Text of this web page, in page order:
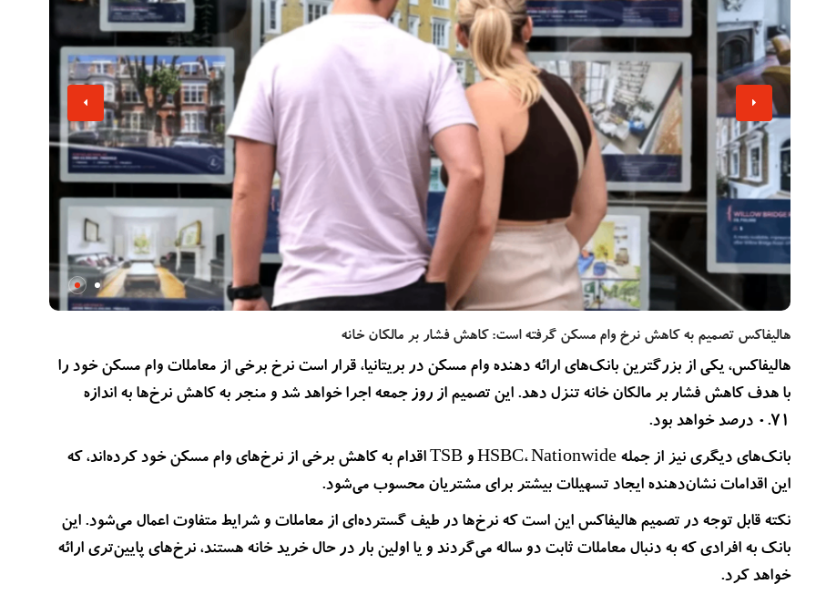
هالیفاکس تصمیم به کاهش نرخ وام مسکن گرفته است: کاهش فشار بر مالکان خانه
هالیفاکس، یکی از بزرگترین بانک‌های ارائه دهنده وام مسکن در بریتانیا، قرار است نرخ برخی از معاملات وام مسکن خود را
با هدف کاهش فشار بر مالکان خانه تنزل دهد. این تصمیم از روز جمعه اجرا خواهد شد و منجر به کاهش نرخ‌ها به اندازه
0.71 درصد خواهد بود.
بانک‌های دیگری نیز از جمله HSBC، Nationwide و TSB اقدام به کاهش برخی از نرخ‌های وام مسکن خود کرده‌اند، که
این اقدامات نشان‌دهنده ایجاد تسهیلات بیشتر برای مشتریان محسوب می‌شود.
نکته قابل توجه در تصمیم هالیفاکس این است که نرخ‌ها در طیف گسترده‌ای از معاملات و شرایط متفاوت اعمال می‌شود. این
بانک به افرادی که به دنبال معاملات ثابت دو ساله می‌گردند و یا اولین بار در حال خرید خانه هستند، نرخ‌های پایین‌تری ارائه
خواهد کرد.
بیشتر بخوانید
دزدیده شدن اطلاعات بیماران NHS انگلستان در حمله
سایبری تایید شد